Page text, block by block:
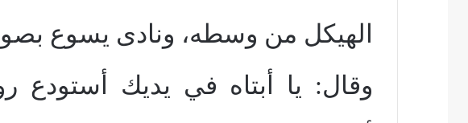
الهيكل من وسطه، ونادى يسوع
وقال: يا أبتاه في يديك أستودع